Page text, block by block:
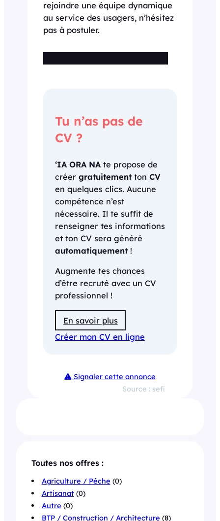
rejoindre une équipe dynamique
au service des usagers, n’hésitez
pas à postuler.
Tu n’as pas de
CV ?
‘IA ORA NA te propose de
créer gratuitementton CV
en quelques clics. Aucune
compétence n’est
nécessaire. Il te suffit de
renseigner tes informations
et ton CV sera généré
automatiquement!
Augmente tes chances
d’être recruté avec un CV
professionnel !
En savoir plus
Créer mon CV en ligne
Signaler cette annonce
Source : sefi
Toutes nos offres :
Agriculture / Pêche (0)
Artisanat(0)
Autre (0)
BTP / Construction / Architecture (8)